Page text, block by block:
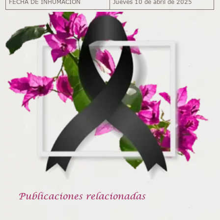
FECHA DE INHUMACION Jueves 10 de abril de 2025
Publicaciones relacionadas